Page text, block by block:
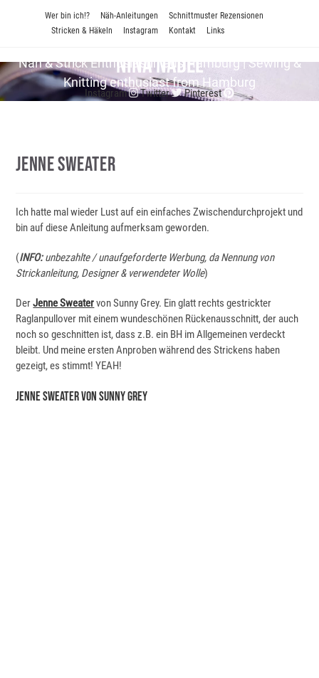
Wer bin ich!? Näh-Anleitungen
Schnittmuster Rezensionen
Stricken & Häkeln
Instagram Kontakt Links
Nina Nadel
Näh & Strick En­thu­si­as­tin aus Hamburg | Sewing &
Knitting enthusiast from Hamburg
Instagram Twitter Pinterest
Jenne Sweater
Ich hatte mal wieder Lust auf ein einfaches Zwischendurchprojekt und
bin auf diese Anleitung aufmerksam geworden.
(INFO:unbezahlte / unaufgeforderte Werbung, da Nennung von
Strickanleitung, Designer & verwendeter Wolle)
DerJenne Sweatervon Sunny Grey. Ein glatt rechts gestrickter
Raglanpullover mit einem wundeschönen Rückenausschnitt, der auch
noch so geschnitten ist, dass z.B. ein BH im Allgemeinen verdeckt
bleibt. Und meine ersten Anproben während des Strickens haben
gezeigt, es stimmt! YEAH!
Jenne Sweater Von Sunny Grey